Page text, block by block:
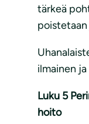
tärkeä
poistetaan
ilmainen
Luku 5
hoito